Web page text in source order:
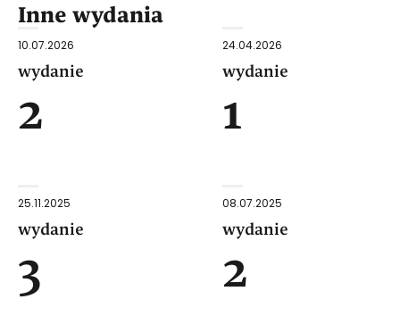
Inne wydania
10.07.2026
wydanie
2
24.04.2026
wydanie
1
25.11.2025
wydanie
3
08.07.2025
wydanie
2